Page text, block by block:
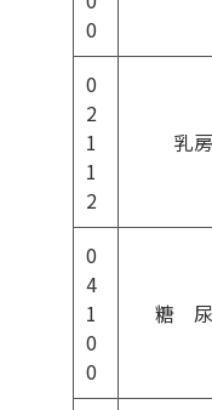
0
0
2
1
1
2
乳房
0
4
1
0
0
糖